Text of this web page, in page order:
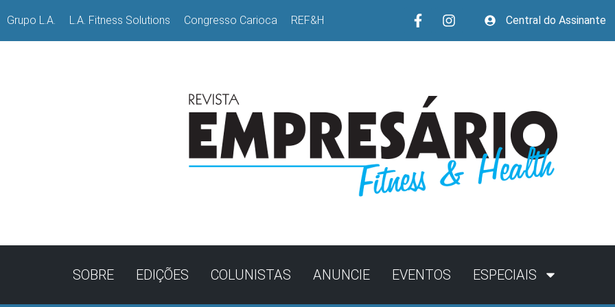
Grupo L.A. L.A. Fitness Solutions Congresso Carioca REF&H Central do Assinante
SOBRE EDIÇÕES COLUNISTAS ANUNCIE EVENTOS ESPECIAIS